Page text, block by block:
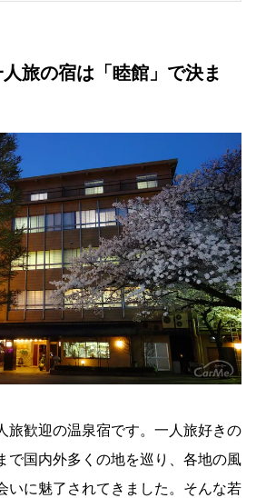
旅の宿は「睦館」で決ま
旅歓迎の温泉宿です。一人旅好きの
で国内外多くの地を巡り、各地の風
いに魅了されてきました。そんな若